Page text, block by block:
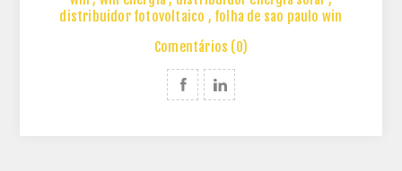
distribuidor fotovoltaico , folha de sao paulo win
Comentários (0)